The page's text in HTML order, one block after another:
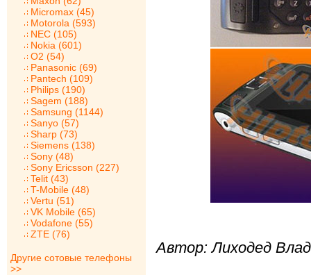
Micromax (45)
Motorola (593)
NEC (105)
Nokia (601)
O2 (54)
Panasonic (69)
Pantech (109)
Philips (190)
Sagem (188)
Samsung (1144)
Sanyo (57)
Sharp (73)
Siemens (138)
Sony (48)
Sony Ericsson (227)
Telit (43)
T-Mobile (48)
Vertu (51)
VK Mobile (65)
Vodafone (55)
ZTE (76)
Другие сотовые телефоны
>>
Автор: Лиходед